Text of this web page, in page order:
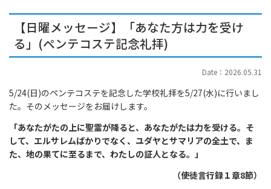
【日曜メッセージ】「あなた方は力を受け
る」(ペンテコステ記念礼拝)
Date：2026.05.31
5/24(日)のペンテコステを記念した学校礼拝を5/27(水)に行いまし
た。そのメッセージをお届けします。
「あなたがたの上に聖霊が降ると、あなたがたは力を受ける。そ
して、エルサレムばかりでなく、ユダヤとサマリアの全土で、ま
た、地の果てに至るまで、わたしの証人となる。」
（使徒言行録１章8節）